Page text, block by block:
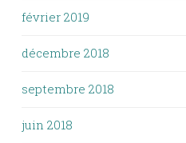
février 2019
décembre 2018
septembre 2018
juin 2018